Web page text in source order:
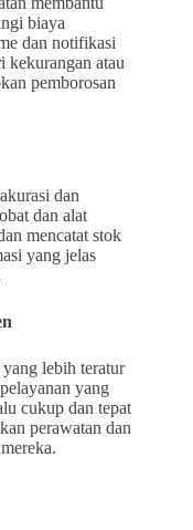
biaya
dan notifikasi
kekurangan atau
pemborosan
dan
dan alat
mencatat stok
yang jelas
yang lebih teratur
yang
cukup dan tepat
perawatan dan